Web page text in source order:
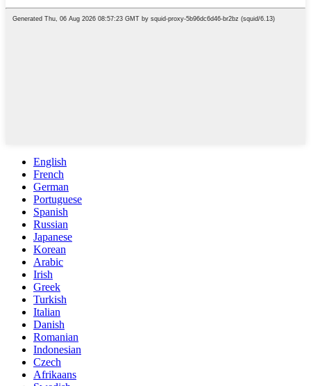
English
French
German
Portuguese
Spanish
Russian
Japanese
Korean
Arabic
Irish
Greek
Turkish
Italian
Danish
Romanian
Indonesian
Czech
Afrikaans